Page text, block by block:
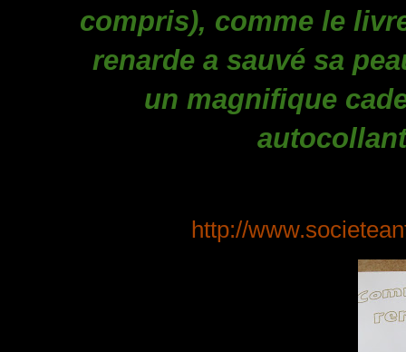
compris), comme le
renarde a sauvé sa
un magnifique
http://